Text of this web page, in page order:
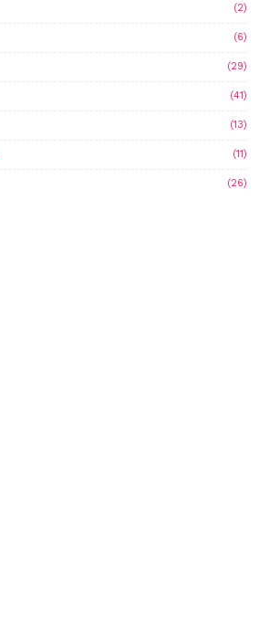
(2)
(6)
(29)
(41)
(13)
(11)
(26)